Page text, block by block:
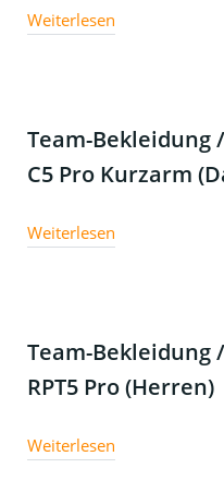
Weiterlesen
Team-Bekleidung
C5 Pro Kurzarm
Weiterlesen
Team-Bekleidung
RPT5 Pro (Herren)
Weiterlesen